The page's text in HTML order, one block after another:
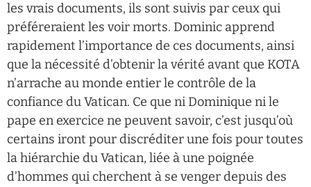
les vrais documents, ils sont suivis par ceux qui
préféreraient les voir morts. Dominic apprend
rapidement l’importance de ces documents, ainsi
que la nécessité d’obtenir la vérité avant que KOTA
n’arrache au monde entier le contrôle de la
confiance du Vatican. Ce que ni Dominique ni le
pape en exercice ne peuvent savoir, c’est jusqu’où
certains iront pour discréditer une fois pour toutes
la hiérarchie du Vatican, liée à une poignée
d’hommes qui cherchent à se venger depuis des